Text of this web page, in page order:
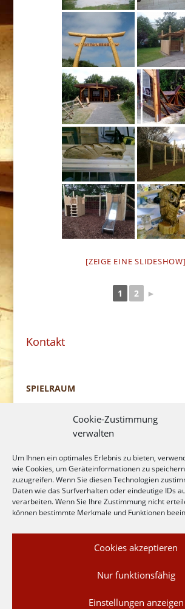
Cookie-Zustimmung
verwalten
Um Ihnen ein optimales Erlebnis zu bieten,
wie Cookies, um Geräteinformationen zu
zuzugreifen. Wenn Sie diesen Technologien
Daten wie das Surfverhalten oder eindeutige IDs
verarbeiten. Wenn Sie Ihre Zustimmung nicht
können bestimmte Merkmale und Funktionen
Cookies akzeptieren
Nur funktionsfähig
Einstellungen anzeigen
[ZEIGE EINE SLIDESHOW]
1 2 ►
Kontakt
SPIELRAUM
Naturnahe Spiel- und Freizeitanlagen.
Schoolpad 1
26215 Wiefelstede